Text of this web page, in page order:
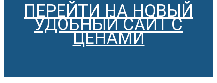
ПЕРЕЙТИ НА НОВЫЙ
УДОБНЫЙ САЙТ С
ЦЕНАМИ